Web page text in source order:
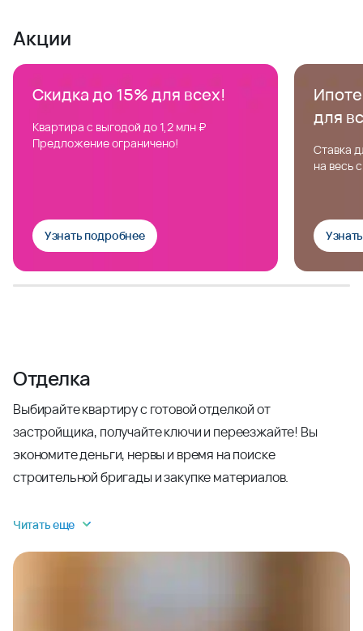
Акции
Скидка до 15% для всех!
Квартира с выгодой до 1,2 млн ₽
Предложение ограничено!
Узнать подробнее
для
Ставка
на весь
Отделка
Выбирайте квартиру с готовой отделкой от
застройщика, получайте ключи и переезжайте! Вы
экономите деньги, нервы и время на поиске
строительной бригады и закупке материалов.
Читать еще